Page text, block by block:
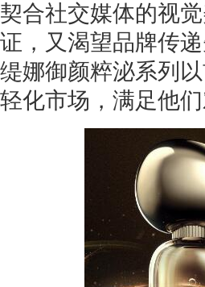
契合社交媒体的视
证，又渴望品牌传
缇娜御颜粹泌系列
轻化市场，满足他